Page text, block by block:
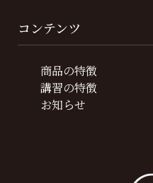
コンテンツ
商品の特徴
講習の特徴
お知らせ